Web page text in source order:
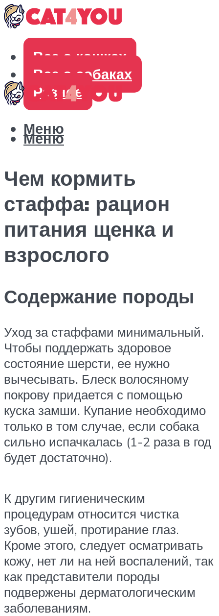
Все о кошках
Все о собаках
Разное
Меню
Меню
Чем кормить
стаффа: рацион
питания щенка и
взрослого
Содержание породы
Уход за стаффами минимальный.
Чтобы поддержать здоровое
состояние шерсти, ее нужно
вычесывать. Блеск волосяному
покрову придается с помощью
куска замши. Купание необходимо
только в том случае, если собака
сильно испачкалась (1-2 раза в год
будет достаточно).
К другим гигиеническим
процедурам относится чистка
зубов, ушей, протирание глаз.
Кроме этого, следует осматривать
кожу, нет ли на ней воспалений, так
как представители породы
подвержены дерматологическим
заболеваниям.